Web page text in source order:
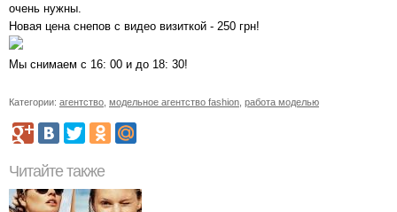
очень нужны.
Новая цена снепов с видео визиткой - 250 грн!
Мы снимаем с 16: 00 и до 18: 30!
Категории: агентство модельное агентство fashion работа моделью
Читайте также